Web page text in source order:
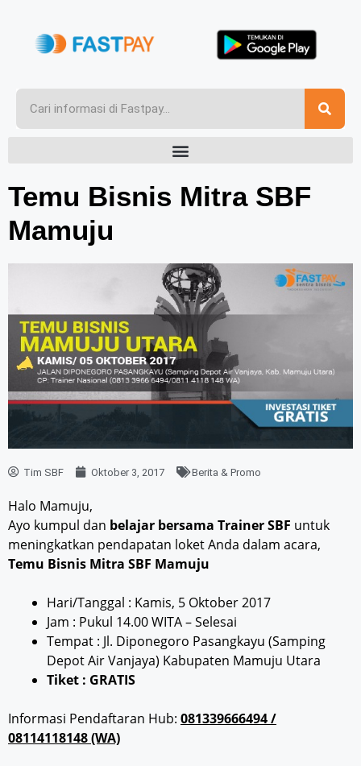
Temu Bisnis Mitra SBF
Mamuju
Tim SBF Oktober 3, 2017 Berita & Promo
Halo Mamuju,
Ayo kumpul dan belajar bersama Trainer SBF untuk
meningkatkan pendapatan loket Anda dalam acara,
Temu Bisnis Mitra SBF Mamuju
Hari/Tanggal : Kamis, 5 Oktober 2017
Jam : Pukul 14.00 WITA – Selesai
Tempat : Jl. Diponegoro Pasangkayu (Samping
Depot Air Vanjaya) Kabupaten Mamuju Utara
Tiket : GRATIS
Informasi Pendaftaran Hub: 081339666494 /
08114118148 (WA)